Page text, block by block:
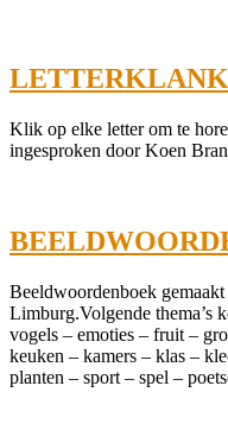
2021-
09-
Klik op elke letter om te
ingesproken door Koen
2021-
09-
17
Beeldwoordenboek
Limburg.Volgende thema’s
vogels – emoties – fruit –
keuken – kamers – klas –
planten – sport – spel –